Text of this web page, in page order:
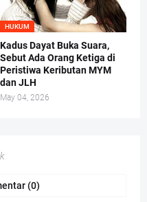
HUKUM
Kadus Dayat Buka Suara,
Sebut Ada Orang Ketiga di
Peristiwa Keributan MYM
dan JLH
May 04, 2026
(0)